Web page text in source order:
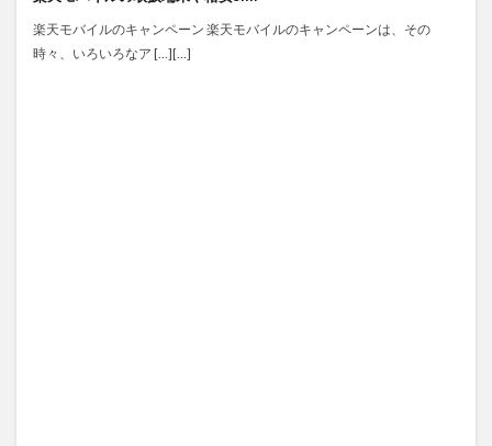
楽天モバイルのキャンペーン 楽天モバイルのキャンペーンは、その
時々、いろいろなア […][…]